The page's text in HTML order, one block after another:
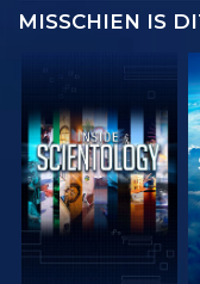
MISSCHIEN IS